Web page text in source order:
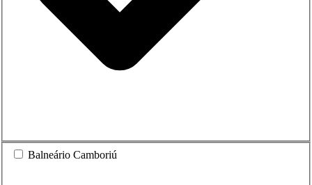
Balneário Camboriú